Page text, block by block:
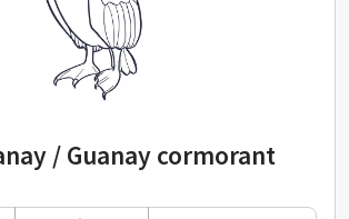
/ Guanay cormorant